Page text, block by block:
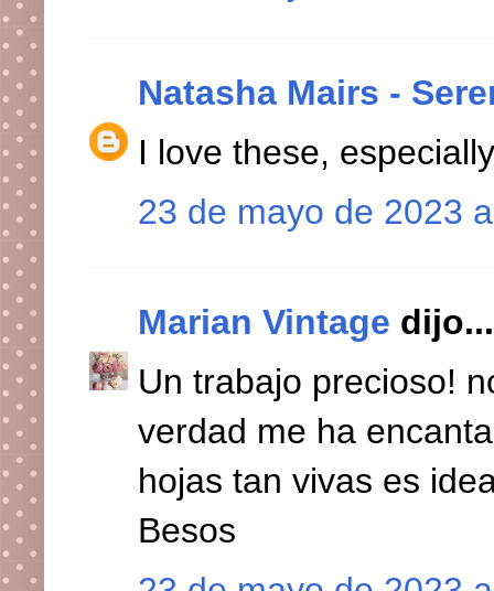
Natasha Mairs -
I love these,
23 de mayo de 2023
Marian Vintage dijo...
Un trabajo precioso!
verdad me ha
hojas tan vivas es
Besos